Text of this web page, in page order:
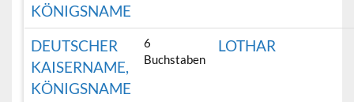
KÖNIGSNAME
DEUTSCHER
KAISERNAME,
KÖNIGSNAME
6
Buchstaben
LOTHAR